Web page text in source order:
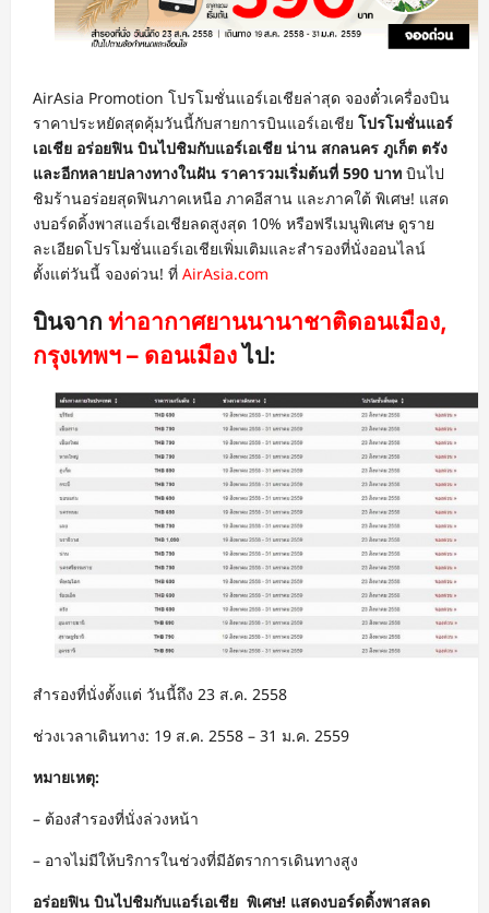
AirAsia Promotion โปรโมชั่นแอร์เอเชียล่าสุด จองตั๋วเครื่องบิน
ราคาประหยัดสุดคุ้มวันนี้กับสายการบินแอร์เอเชีย โปรโมชั่นแอร์
เอเชีย อร่อยฟิน บินไปชิมกับแอร์เอเชีย น่าน สกลนคร ภูเก็ต ตรัง
และอีกหลายปลางทางในฝัน ราคารวมเริ่มต้นที่ 590 บาท บินไป
ชิมร้านอร่อยสุดฟินภาคเหนือ ภาคอีสาน และภาคใต้ พิเศษ! แสด
งบอร์ดดิ้งพาสแอร์เอเชียลดสูงสุด 10% หรือฟรีเมนูพิเศษ ดูราย
ละเอียดโปรโมชั่นแอร์เอเชียเพิ่มเติมและสำรองที่นั่งออนไลน์
ตั้งแต่วันนี้ จองด่วน! ที่ AirAsia.com
บินจาก ท่าอากาศยานนานาชาติดอนเมือง,
กรุงเทพฯ – ดอนเมืองไป:
สำรองที่นั่งตั้งแต่ วันนี้ถึง 23 ส.ค. 2558
ช่วงเวลาเดินทาง: 19 ส.ค. 2558 – 31 ม.ค. 2559
หมายเหตุ:
– ต้องสำรองที่นั่งล่วงหน้า
– อาจไม่มีให้บริการในช่วงที่มีอัตราการเดินทางสูง
อร่อยฟิน บินไปชิมกับแอร์เอเชีย พิเศษ! แสดงบอร์ดดิ้งพาสลด